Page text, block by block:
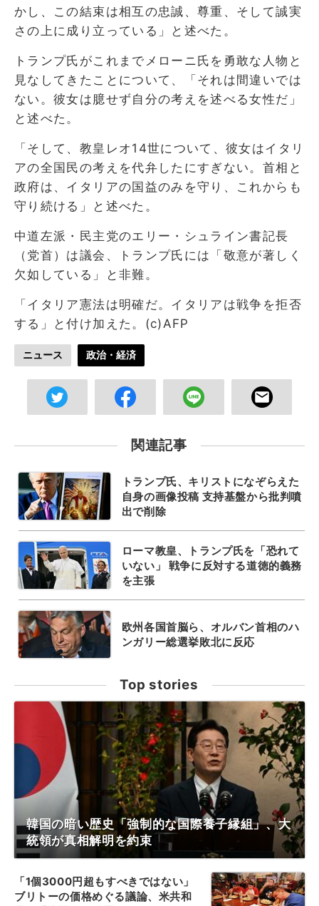
かし、この結束は相互の忠誠、尊重、そして誠実
さの上に成り立っている」と述べた。
トランプ氏がこれまでメローニ氏を勇敢な人物と
見なしてきたことについて、「それは間違いでは
ない。彼女は臆せず自分の考えを述べる女性だ」
と述べた。
「そして、教皇レオ14世について、彼女はイタリ
アの全国民の考えを代弁したにすぎない。首相と
政府は、イタリアの国益のみを守り、これからも
守り続ける」と述べた。
中道左派・民主党のエリー・シュライン書記長
（党首）は議会、トランプ氏には「敬意が著しく
欠如している」と非難。
「イタリア憲法は明確だ。イタリアは戦争を拒否
する」と付け加えた。(c)AFP
ニュース 政治・経済
関連記事
トランプ氏、キリストになぞらえた
自身の画像投稿 支持基盤から批判噴
出で削除
ローマ教皇、トランプ氏を「恐れて
いない」 戦争に反対する道徳的義務
を主張
欧州各国首脳ら、オルバン首相のハ
ンガリー総選挙敗北に反応
Top stories
韓国の暗い歴史「強制的な国際養子縁組」、大
統領が真相解明を約束
「1個3000円超もすべきではない」
ブリトーの価格めぐる議論、米共和